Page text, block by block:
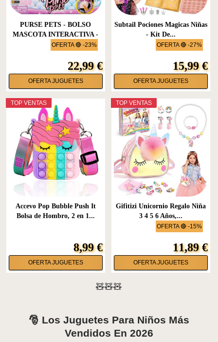
OFERTA 🔴 -23%
PURSE PETS - BOLSO
MASCOTA INTERACTIVA -
GLAMICORN...
22,99 €
OFERTA JUGUETES
OFERTA 🔴 -27%
Subtail Pociones Magicas Niñas
- Kit De...
15,99 €
OFERTA JUGUETES
TOP VENTAS
Accevo Pop Bubble Push It
Bolsa de Hombro, 2 en 1...
8,99 €
OFERTA JUGUETES
OFERTA 🔴 -15%
TOP VENTAS
Gifitizi Unicornio Regalo Niña
3 4 5 6 Años,...
11,89 €
OFERTA JUGUETES
🧸🧸🧸
🎅 Los Juguetes Para Niños Más
Vendidos En 2026